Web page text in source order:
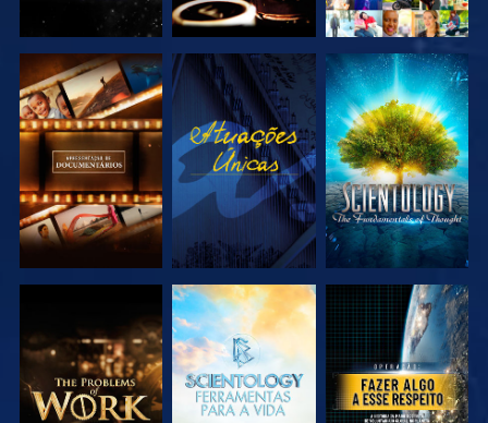
EXPLORAR A
SÉRIE
VER
EXPLORAR A
SÉRIE
EXPLORAR A
SÉRIE
EXPLORAR A
SÉRIE
VER